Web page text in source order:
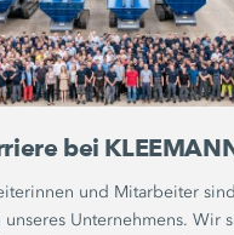
bei
und Mitarbeiter
Unternehmens. Wir